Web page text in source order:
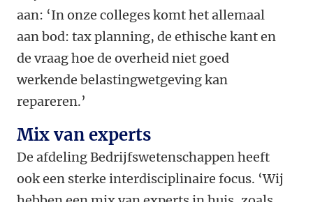
aan: ‘In onze colleges komt het allemaal
aan bod: tax planning, de ethische kant en
de vraag hoe de overheid niet goed
werkende belastingwetgeving kan
repareren.’
Mix van experts
De afdeling Bedrijfswetenschappen heeft
ook een sterke interdisciplinaire focus. ‘Wij